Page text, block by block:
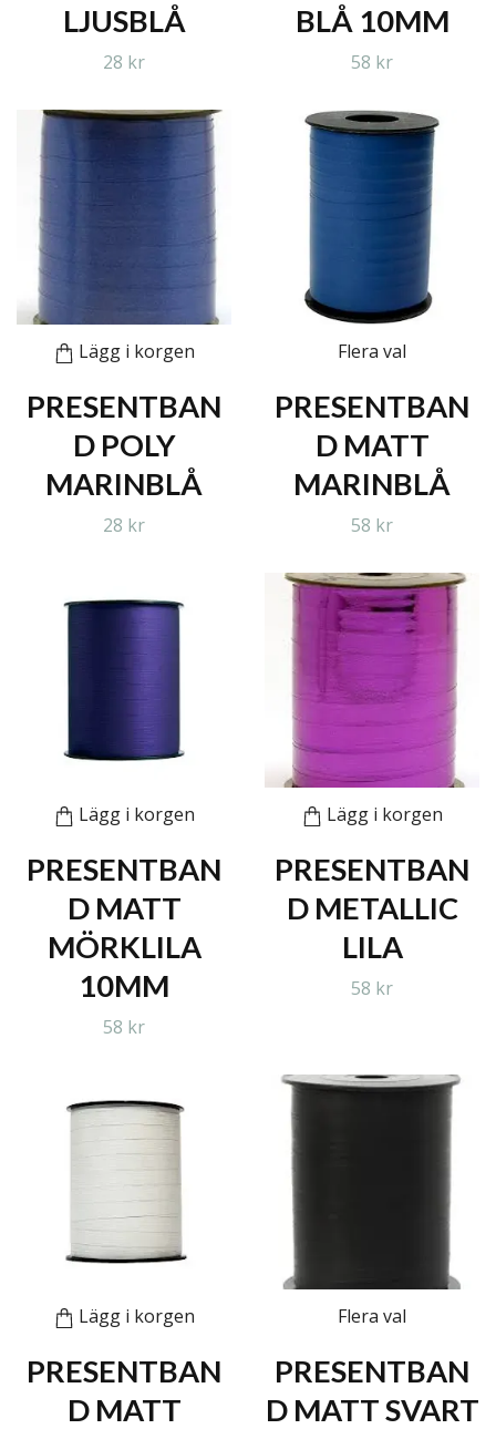
LJUSBLÅ
28 kr
BLÅ 10MM
58 kr
Lägg i korgen
PRESENTBAN
D POLY
MARINBLÅ
28 kr
Flera val
PRESENTBAN
D MATT
MARINBLÅ
58 kr
Lägg i korgen
PRESENTBAN
D MATT
MÖRKLILA
10MM
58 kr
Lägg i korgen
PRESENTBAN
D METALLIC
LILA
58 kr
Lägg i korgen
PRESENTBAN
D MATT
Flera val
PRESENTBAN
D MATT SVART